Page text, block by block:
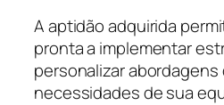
A aptidão adquirida
pronta a implementar
personalizar abordagens
necessidades de sua